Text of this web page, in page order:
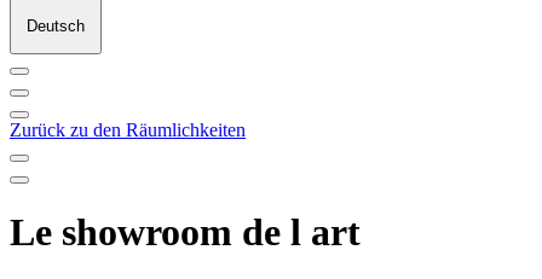
Deutsch
Zurück zu den Räumlichkeiten
Le showroom de l art